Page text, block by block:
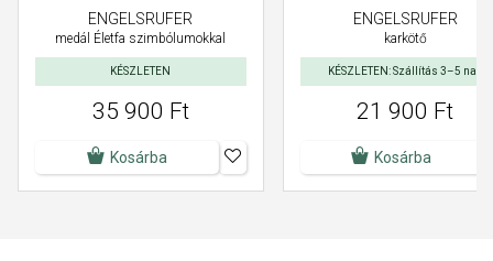
ENGELSRUFER
medál Életfa szimbólumokkal
KÉSZLETEN
35 900 Ft
Kosárba
ENGELSRUFER
karkötő
KÉSZLETEN: Szállítás 3–5 nap
21 900 Ft
Kosárba